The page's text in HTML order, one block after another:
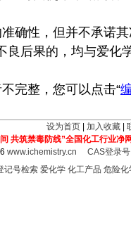
确性，但并不承诺
良后果的，均与爱化
完整，您可以点击“
设为首页 加入收藏
间 共筑禁毒防线”全国化工行业净
www.ichemistry.cn
CAS登录
记号检索 爱化学 化工产品 危险化